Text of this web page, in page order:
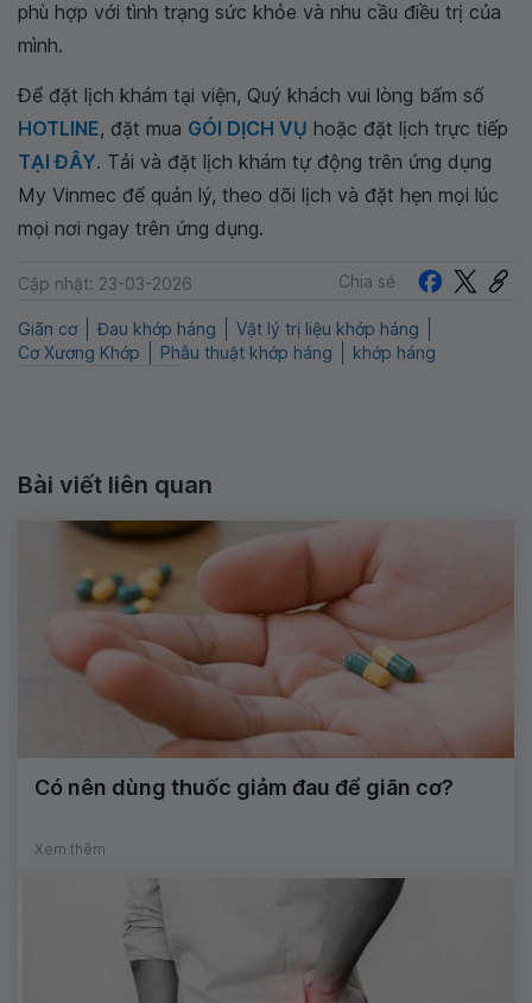
phù hợp với tình trạng sức khỏe và nhu cầu điều trị của
mình.
Để đặt lịch khám tại viện, Quý khách vui lòng bấm số
HOTLINE, đặt mua GÓI DỊCH VỤ hoặc đặt lịch trực tiếp
TẠI ĐÂY. Tải và đặt lịch khám tự động trên ứng dụng
My Vinmec để quản lý, theo dõi lịch và đặt hẹn mọi lúc
mọi nơi ngay trên ứng dụng.
Cập nhật: 23-03-2026 Chia sẻ
Giãn cơ Đau khớp háng
Vật lý trị liệu khớp háng
Cơ Xương Khớp
Phẫu thuật khớp háng khớp háng
Bài viết liên quan
Có nên dùng thuốc giảm đau để giãn cơ?
Xem thêm